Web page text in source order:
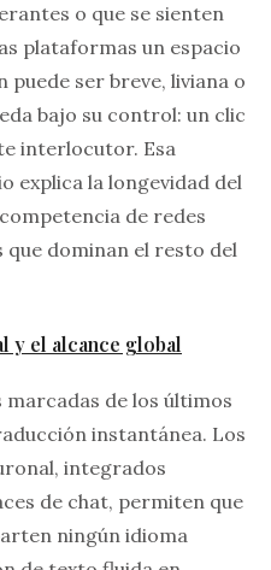
o que se sienten
plataformas un espacio
ser breve, liviana o
bajo su control: un clic
interlocutor. Esa
explica la longevidad del
de redes
dominan el resto del
y el alcance global
marcadas de los últimos
instantánea. Los
integrados
de chat, permiten que
ningún idioma